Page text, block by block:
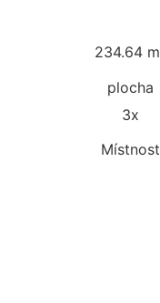
234.64 m
plocha
3x
Místnost